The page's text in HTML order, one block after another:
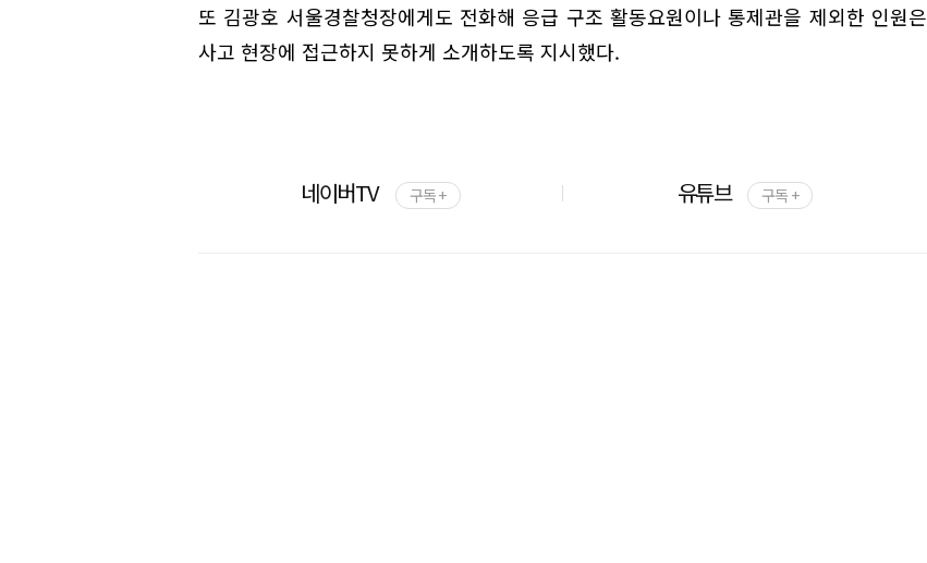
또 김광호 서울경찰청장에게도 전화해 응급 구조 활동요원이나 통제관을 제외한 인원은
사고 현장에 접근하지 못하게 소개하도록 지시했다.
네이버TV 구독 + 유튜브 구독 +